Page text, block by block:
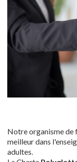
Notre organisme de
meilleur dans
adultes.